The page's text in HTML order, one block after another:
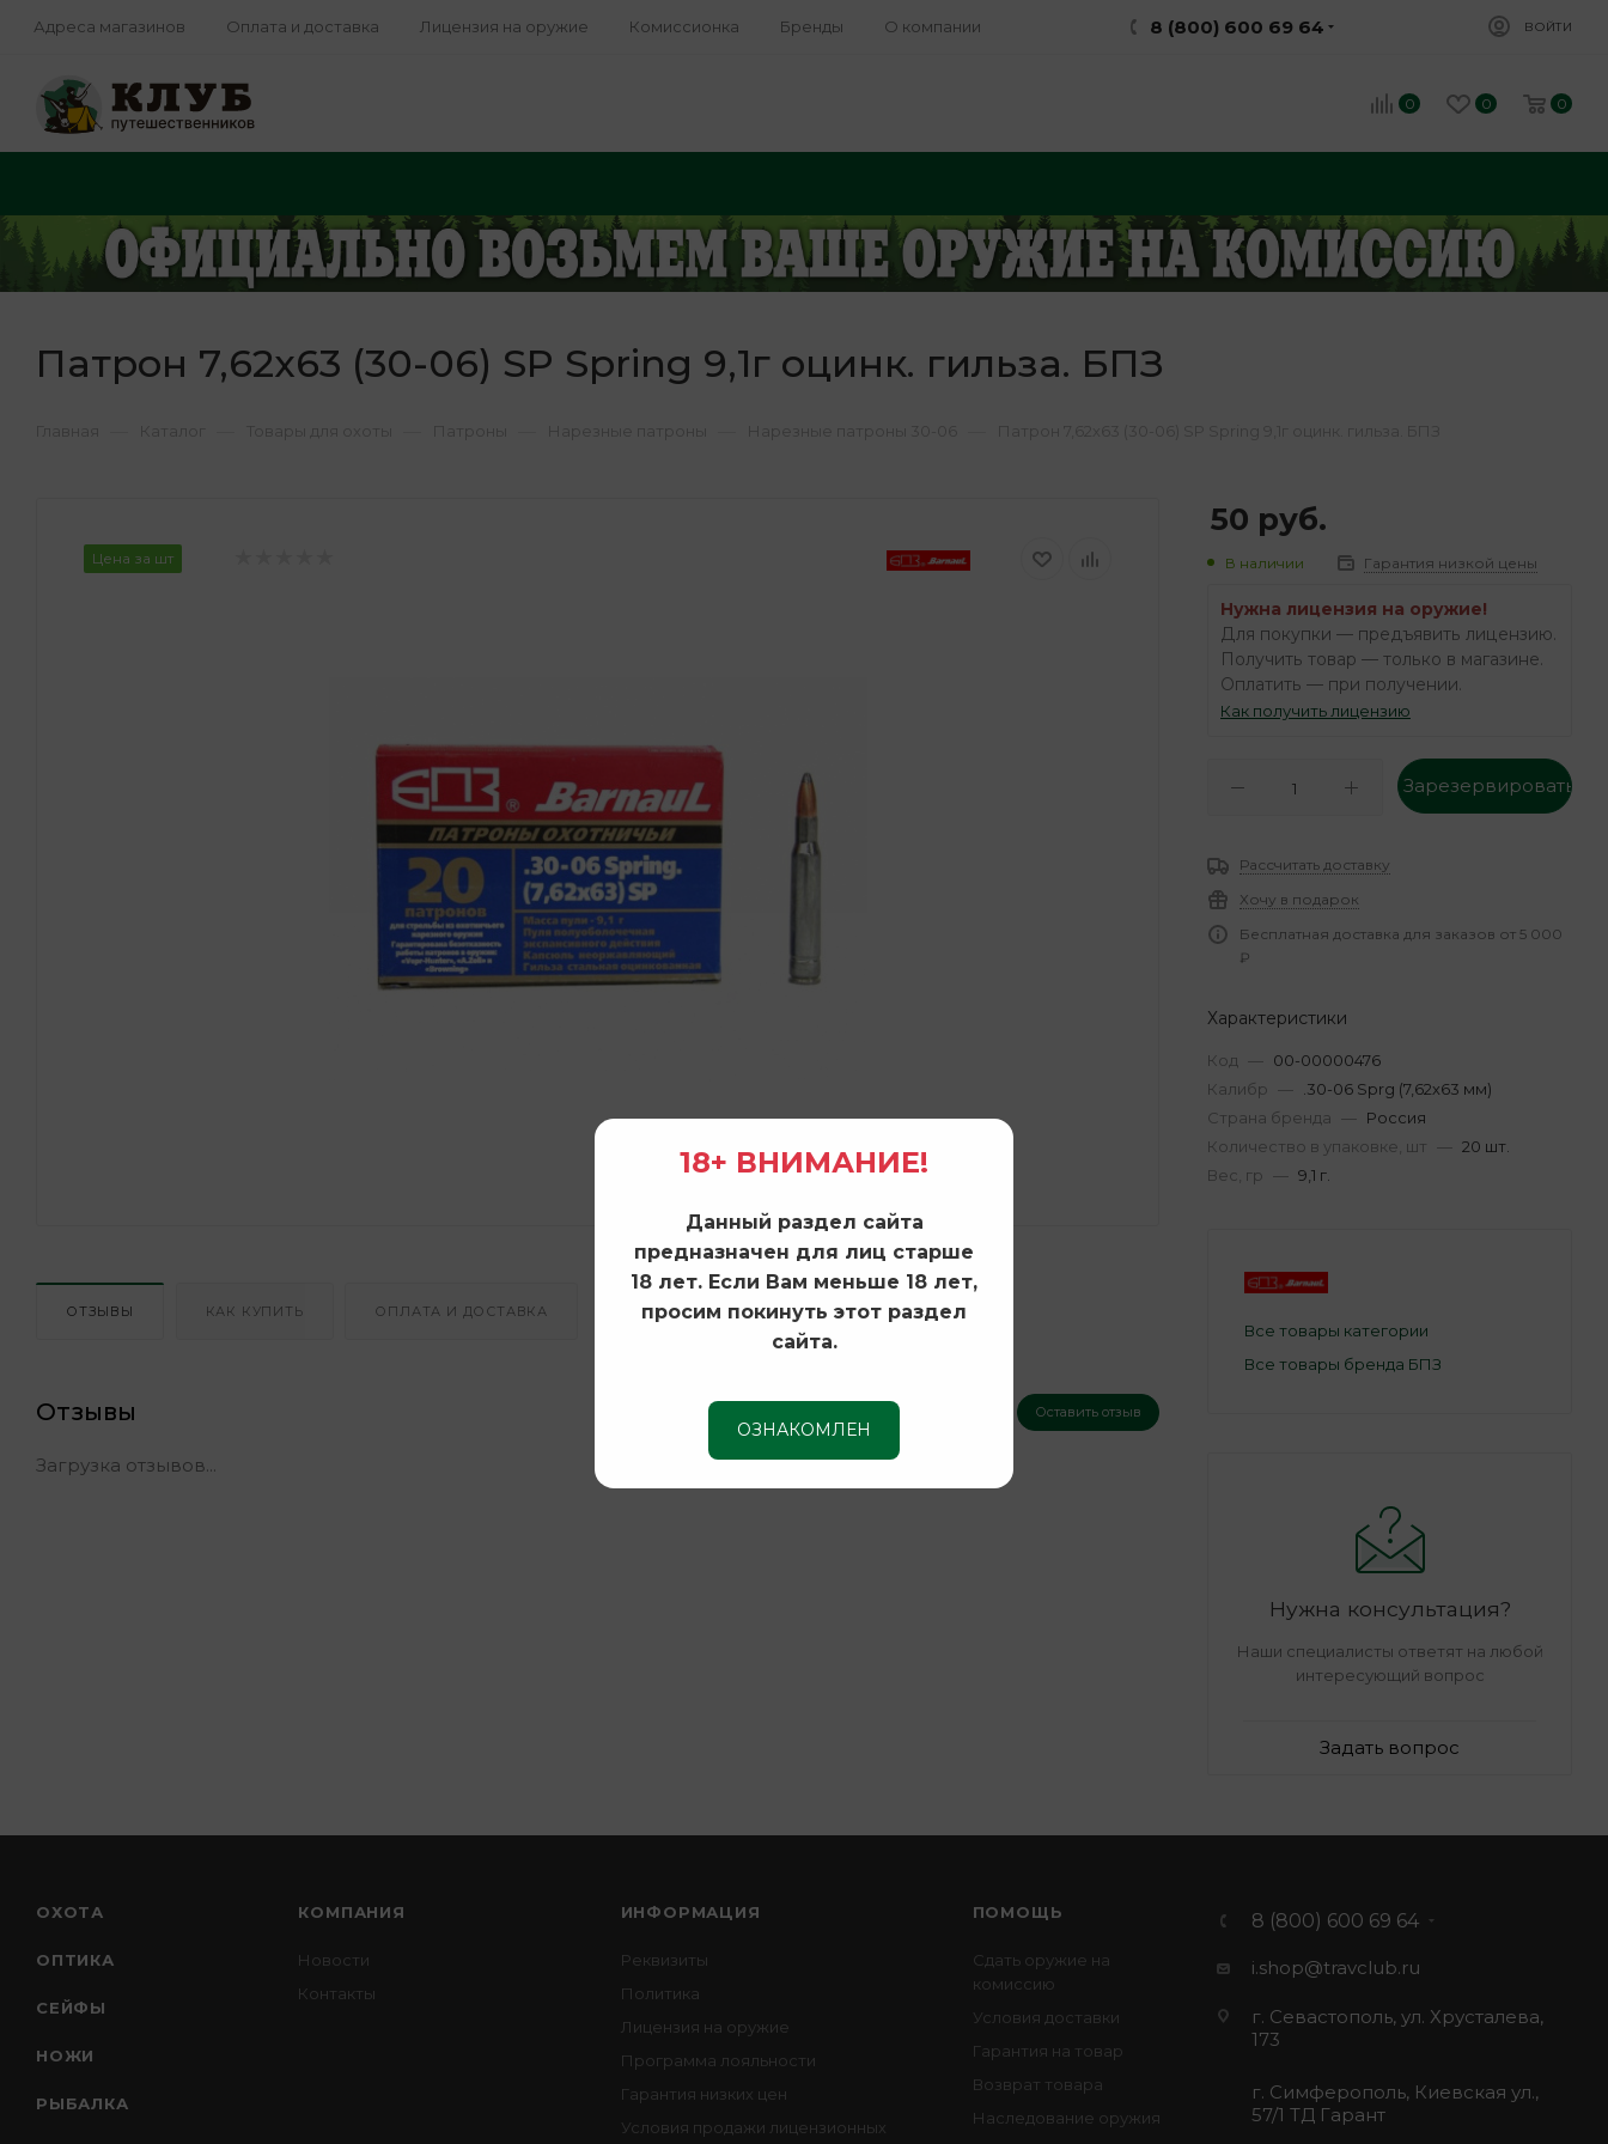
Адреса магазинов Оплата и доставка Лицензия на оружие Комиссионка Бренды О компании 8 (800) 600 69 64 ВОЙТИ
0 0 0
Патрон 7,62х63 (30-06) SP Spring 9,1г оцинк. гильза. БПЗ
Цена за шт
ОТЗЫВЫ КАК КУПИТЬ ОПЛАТА И ДОСТАВКА
Отзывы Оставить отзыв
Загрузка отзывов...
50 руб.
В наличии Гарантия низкой цены
Нужна лицензия на оружие!
Для покупки — предъявить лицензию.
Получить товар — только в магазине.
Оплатить — при получении.
Как получить лицензию
Зарезервировать
Рассчитать доставку
Хочу в подарок
Бесплатная доставка для заказов от 5 000
₽
Характеристики
Код — 00-00000476
Калибр —
.30-06 Sprg (7,62х63 мм)
Страна бренда — Россия
Количество в упаковке, шт — 20 шт.
Вес, гр — 9,1 г.
Все товары категории
Все товары бренда БПЗ
Нужна консультация?
Наши специалисты ответят на любой
интересующий вопрос
Задать вопрос
ОХОТА
ОПТИКА
СЕЙФЫ
НОЖИ
РЫБАЛКА
КОМПАНИЯ
Новости
Контакты
ИНФОРМАЦИЯ
Реквизиты
Политика
Лицензия на оружие
Программа лояльности
Гарантия низких цен
Условия продажи лицензионных
ПОМОЩЬ
Сдать оружие на
комиссию
Условия доставки
Гарантия на товар
Возврат товара
Наследование оружия
8 (800) 600 69 64
i.shop@travclub.ru
г. Севастополь, ул. Хрусталева,
173
г. Симферополь, Киевская ул.,
57/1 ТД Гарант
18+ ВНИМАНИЕ!
Данный раздел сайта
предназначен для лиц старше
18 лет. Если Вам меньше 18 лет,
просим покинуть этот раздел
сайта.
ОЗНАКОМЛЕН